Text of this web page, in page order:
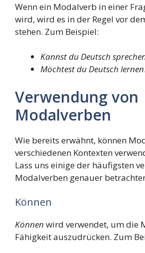
Wenn ein Modalverb in einer
wird, wird es in der Regel vor
stehen. Zum Beispiel:
Kannst du Deutsch
Möchtest du Deutsch
Verwendung von
Modalverben
Wie bereits erwähnt, können
verschiedenen Kontexten
Lass uns einige der häufigsten
Modalverben genauer
Können
Können wird verwendet, um die
Fähigkeit auszudrücken. Zum